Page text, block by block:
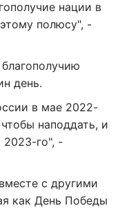
нации в
полюсу", -
день.
в мае 2022-
наподдать, и
2023-го", -
с другими
как День Победы